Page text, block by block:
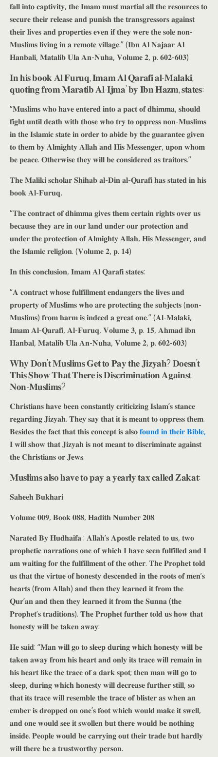
𝐟𝐚𝐥𝐥 𝐢𝐧𝐭𝐨 𝐜𝐚𝐩𝐭𝐢𝐯𝐢𝐭𝐲, 𝐭𝐡𝐞 𝐈𝐦𝐚𝐦 𝐦𝐮𝐬𝐭 𝐦𝐚𝐫𝐭𝐢𝐚𝐥 𝐚𝐥𝐥 𝐭𝐡𝐞 𝐫𝐞𝐬𝐨𝐮𝐫𝐜𝐞𝐬 𝐭𝐨
𝐬𝐞𝐜𝐮𝐫𝐞 𝐭𝐡𝐞𝐢𝐫 𝐫𝐞𝐥𝐞𝐚𝐬𝐞 𝐚𝐧𝐝 𝐩𝐮𝐧𝐢𝐬𝐡 𝐭𝐡𝐞 𝐭𝐫𝐚𝐧𝐬𝐠𝐫𝐞𝐬𝐬𝐨𝐫𝐬 𝐚𝐠𝐚𝐢𝐧𝐬𝐭
𝐭𝐡𝐞𝐢𝐫 𝐥𝐢𝐯𝐞𝐬 𝐚𝐧𝐝 𝐩𝐫𝐨𝐩𝐞𝐫𝐭𝐢𝐞𝐬 𝐞𝐯𝐞𝐧 𝐢𝐟 𝐭𝐡𝐞𝐲 𝐰𝐞𝐫𝐞 𝐭𝐡𝐞 𝐬𝐨𝐥𝐞 𝐧𝐨𝐧-
𝐌𝐮𝐬𝐥𝐢𝐦𝐬 𝐥𝐢𝐯𝐢𝐧𝐠 𝐢𝐧 𝐚 𝐫𝐞𝐦𝐨𝐭𝐞 𝐯𝐢𝐥𝐥𝐚𝐠𝐞.” (𝐈𝐛𝐧 𝐀𝐥 𝐍𝐚𝐣𝐚𝐚𝐫 𝐀𝐥
𝐇𝐚𝐧𝐛𝐚𝐥𝐢, 𝐌𝐚𝐭𝐚𝐥𝐢𝐛 𝐔𝐥𝐚 𝐀𝐧-𝐍𝐮𝐡𝐚, 𝐕𝐨𝐥𝐮𝐦𝐞 𝟐, 𝐩. 𝟔𝟎𝟐-𝟔𝟎𝟑)
𝐈𝐧 𝐡𝐢𝐬 𝐛𝐨𝐨𝐤 𝐀𝐥 𝐅𝐮𝐫𝐮𝐪, 𝐈𝐦𝐚𝐦 𝐀𝐥 𝐐𝐚𝐫𝐚𝐟𝐢 𝐚𝐥-𝐌𝐚𝐥𝐚𝐤𝐢,
𝐪𝐮𝐨𝐭𝐢𝐧𝐠 𝐟𝐫𝐨𝐦 𝐌𝐚𝐫𝐚𝐭𝐢𝐛 𝐀𝐥-𝐈𝐣𝐦𝐚’ 𝐛𝐲 𝐈𝐛𝐧 𝐇𝐚𝐳𝐦, 𝐬𝐭𝐚𝐭𝐞𝐬:
“𝐌𝐮𝐬𝐥𝐢𝐦𝐬 𝐰𝐡𝐨 𝐡𝐚𝐯𝐞 𝐞𝐧𝐭𝐞𝐫𝐞𝐝 𝐢𝐧𝐭𝐨 𝐚 𝐩𝐚𝐜𝐭 𝐨𝐟 𝐝𝐡𝐢𝐦𝐦𝐚, 𝐬𝐡𝐨𝐮𝐥𝐝
𝐟𝐢𝐠𝐡𝐭 𝐮𝐧𝐭𝐢𝐥 𝐝𝐞𝐚𝐭𝐡 𝐰𝐢𝐭𝐡 𝐭𝐡𝐨𝐬𝐞 𝐰𝐡𝐨 𝐭𝐫𝐲 𝐭𝐨 𝐨𝐩𝐩𝐫𝐞𝐬𝐬 𝐧𝐨𝐧-𝐌𝐮𝐬𝐥𝐢𝐦𝐬
𝐢𝐧 𝐭𝐡𝐞 𝐈𝐬𝐥𝐚𝐦𝐢𝐜 𝐬𝐭𝐚𝐭𝐞 𝐢𝐧 𝐨𝐫𝐝𝐞𝐫 𝐭𝐨 𝐚𝐛𝐢𝐝𝐞 𝐛𝐲 𝐭𝐡𝐞 𝐠𝐮𝐚𝐫𝐚𝐧𝐭𝐞𝐞 𝐠𝐢𝐯𝐞𝐧
𝐭𝐨 𝐭𝐡𝐞𝐦 𝐛𝐲 𝐀𝐥𝐦𝐢𝐠𝐡𝐭𝐲 𝐀𝐥𝐥𝐚𝐡 𝐚𝐧𝐝 𝐇𝐢𝐬 𝐌𝐞𝐬𝐬𝐞𝐧𝐠𝐞𝐫, 𝐮𝐩𝐨𝐧 𝐰𝐡𝐨𝐦
𝐛𝐞 𝐩𝐞𝐚𝐜𝐞. 𝐎𝐭𝐡𝐞𝐫𝐰𝐢𝐬𝐞 𝐭𝐡𝐞𝐲 𝐰𝐢𝐥𝐥 𝐛𝐞 𝐜𝐨𝐧𝐬𝐢𝐝𝐞𝐫𝐞𝐝 𝐚𝐬 𝐭𝐫𝐚𝐢𝐭𝐨𝐫𝐬.”
𝐓𝐡𝐞 𝐌𝐚𝐥𝐢𝐤𝐢 𝐬𝐜𝐡𝐨𝐥𝐚𝐫 𝐒𝐡𝐢𝐡𝐚𝐛 𝐚𝐥-𝐃𝐢𝐧 𝐚𝐥-𝐐𝐚𝐫𝐚𝐟𝐢 𝐡𝐚𝐬 𝐬𝐭𝐚𝐭𝐞𝐝 𝐢𝐧 𝐡𝐢𝐬
𝐛𝐨𝐨𝐤 𝐀𝐥-𝐅𝐮𝐫𝐮𝐪,
“𝐓𝐡𝐞 𝐜𝐨𝐧𝐭𝐫𝐚𝐜𝐭 𝐨𝐟 𝐝𝐡𝐢𝐦𝐦𝐚 𝐠𝐢𝐯𝐞𝐬 𝐭𝐡𝐞𝐦 𝐜𝐞𝐫𝐭𝐚𝐢𝐧 𝐫𝐢𝐠𝐡𝐭𝐬 𝐨𝐯𝐞𝐫 𝐮𝐬
𝐛𝐞𝐜𝐚𝐮𝐬𝐞 𝐭𝐡𝐞𝐲 𝐚𝐫𝐞 𝐢𝐧 𝐨𝐮𝐫 𝐥𝐚𝐧𝐝 𝐮𝐧𝐝𝐞𝐫 𝐨𝐮𝐫 𝐩𝐫𝐨𝐭𝐞𝐜𝐭𝐢𝐨𝐧 𝐚𝐧𝐝
𝐮𝐧𝐝𝐞𝐫 𝐭𝐡𝐞 𝐩𝐫𝐨𝐭𝐞𝐜𝐭𝐢𝐨𝐧 𝐨𝐟 𝐀𝐥𝐦𝐢𝐠𝐡𝐭𝐲 𝐀𝐥𝐥𝐚𝐡, 𝐇𝐢𝐬 𝐌𝐞𝐬𝐬𝐞𝐧𝐠𝐞𝐫, 𝐚𝐧𝐝
𝐭𝐡𝐞 𝐈𝐬𝐥𝐚𝐦𝐢𝐜 𝐫𝐞𝐥𝐢𝐠𝐢𝐨𝐧. (𝐕𝐨𝐥𝐮𝐦𝐞 𝟐, 𝐩. 𝟏𝟒)
𝐈𝐧 𝐭𝐡𝐢𝐬 𝐜𝐨𝐧𝐜𝐥𝐮𝐬𝐢𝐨𝐧, 𝐈𝐦𝐚𝐦 𝐀𝐥 𝐐𝐚𝐫𝐚𝐟𝐢 𝐬𝐭𝐚𝐭𝐞𝐬:
“𝐀 𝐜𝐨𝐧𝐭𝐫𝐚𝐜𝐭 𝐰𝐡𝐨𝐬𝐞 𝐟𝐮𝐥𝐟𝐢𝐥𝐥𝐦𝐞𝐧𝐭 𝐞𝐧𝐝𝐚𝐧𝐠𝐞𝐫𝐬 𝐭𝐡𝐞 𝐥𝐢𝐯𝐞𝐬 𝐚𝐧𝐝
𝐩𝐫𝐨𝐩𝐞𝐫𝐭𝐲 𝐨𝐟 𝐌𝐮𝐬𝐥𝐢𝐦𝐬 𝐰𝐡𝐨 𝐚𝐫𝐞 𝐩𝐫𝐨𝐭𝐞𝐜𝐭𝐢𝐧𝐠 𝐭𝐡𝐞 𝐬𝐮𝐛𝐣𝐞𝐜𝐭𝐬 (𝐧𝐨𝐧-
𝐌𝐮𝐬𝐥𝐢𝐦𝐬) 𝐟𝐫𝐨𝐦 𝐡𝐚𝐫𝐦 𝐢𝐬 𝐢𝐧𝐝𝐞𝐞𝐝 𝐚 𝐠𝐫𝐞𝐚𝐭 𝐨𝐧𝐞.” (𝐀𝐥-𝐌𝐚𝐥𝐚𝐤𝐢,
𝐈𝐦𝐚𝐦 𝐀𝐥-𝐐𝐚𝐫𝐚𝐟𝐢, 𝐀𝐥-𝐅𝐮𝐫𝐮𝐪, 𝐕𝐨𝐥𝐮𝐦𝐞 𝟑, 𝐩. 𝟏𝟓, 𝐀𝐡𝐦𝐚𝐝 𝐢𝐛𝐧
𝐇𝐚𝐧𝐛𝐚𝐥, 𝐌𝐚𝐭𝐚𝐥𝐢𝐛 𝐔𝐥𝐚 𝐀𝐧-𝐍𝐮𝐡𝐚, 𝐕𝐨𝐥𝐮𝐦𝐞 𝟐, 𝐩. 𝟔𝟎𝟐-𝟔𝟎𝟑)
𝐖𝐡𝐲 𝐃𝐨𝐧’𝐭 𝐌𝐮𝐬𝐥𝐢𝐦𝐬 𝐆𝐞𝐭 𝐭𝐨 𝐏𝐚𝐲 𝐭𝐡𝐞 𝐉𝐢𝐳𝐲𝐚𝐡? 𝐃𝐨𝐞𝐬𝐧’𝐭
𝐓𝐡𝐢𝐬 𝐒𝐡𝐨𝐰 𝐓𝐡𝐚𝐭 𝐓𝐡𝐞𝐫𝐞 𝐢𝐬 𝐃𝐢𝐬𝐜𝐫𝐢𝐦𝐢𝐧𝐚𝐭𝐢𝐨𝐧 𝐀𝐠𝐚𝐢𝐧𝐬𝐭
𝐍𝐨𝐧-𝐌𝐮𝐬𝐥𝐢𝐦𝐬?
𝐂𝐡𝐫𝐢𝐬𝐭𝐢𝐚𝐧𝐬 𝐡𝐚𝐯𝐞 𝐛𝐞𝐞𝐧 𝐜𝐨𝐧𝐬𝐭𝐚𝐧𝐭𝐥𝐲 𝐜𝐫𝐢𝐭𝐢𝐜𝐢𝐳𝐢𝐧𝐠 𝐈𝐬𝐥𝐚𝐦’𝐬 𝐬𝐭𝐚𝐧𝐜𝐞
𝐫𝐞𝐠𝐚𝐫𝐝𝐢𝐧𝐠 𝐉𝐢𝐳𝐲𝐚𝐡. 𝐓𝐡𝐞𝐲 𝐬𝐚𝐲 𝐭𝐡𝐚𝐭 𝐢𝐭 𝐢𝐬 𝐦𝐞𝐚𝐧𝐭 𝐭𝐨 𝐨𝐩𝐩𝐫𝐞𝐬𝐬 𝐭𝐡𝐞𝐦.
𝐁𝐞𝐬𝐢𝐝𝐞𝐬 𝐭𝐡𝐞 𝐟𝐚𝐜𝐭 𝐭𝐡𝐚𝐭 𝐭𝐡𝐢𝐬 𝐜𝐨𝐧𝐜𝐞𝐩𝐭 𝐢𝐬 𝐚𝐥𝐬𝐨𝐟𝐨𝐮𝐧𝐝 𝐢𝐧 𝐭𝐡𝐞𝐢𝐫 𝐁𝐢𝐛𝐥𝐞,
𝐈 𝐰𝐢𝐥𝐥 𝐬𝐡𝐨𝐰 𝐭𝐡𝐚𝐭 𝐉𝐢𝐳𝐲𝐚𝐡 𝐢𝐬 𝐧𝐨𝐭 𝐦𝐞𝐚𝐧𝐭 𝐭𝐨 𝐝𝐢𝐬𝐜𝐫𝐢𝐦𝐢𝐧𝐚𝐭𝐞 𝐚𝐠𝐚𝐢𝐧𝐬𝐭
𝐭𝐡𝐞 𝐂𝐡𝐫𝐢𝐬𝐭𝐢𝐚𝐧𝐬 𝐨𝐫 𝐉𝐞𝐰𝐬.
𝐌𝐮𝐬𝐥𝐢𝐦𝐬 𝐚𝐥𝐬𝐨 𝐡𝐚𝐯𝐞 𝐭𝐨 𝐩𝐚𝐲 𝐚 𝐲𝐞𝐚𝐫𝐥𝐲 𝐭𝐚𝐱 𝐜𝐚𝐥𝐥𝐞𝐝 𝐙𝐚𝐤𝐚𝐭:
𝐒𝐚𝐡𝐞𝐞𝐡 𝐁𝐮𝐤𝐡𝐚𝐫𝐢
𝐕𝐨𝐥𝐮𝐦𝐞 𝟎𝟎𝟗, 𝐁𝐨𝐨𝐤 𝟎𝟖𝟖, 𝐇𝐚𝐝𝐢𝐭𝐡 𝐍𝐮𝐦𝐛𝐞𝐫 𝟐𝟎𝟖.
𝐍𝐚𝐫𝐚𝐭𝐞𝐝 𝐁𝐲 𝐇𝐮𝐝𝐡𝐚𝐢𝐟𝐚 : 𝐀𝐥𝐥𝐚𝐡’𝐬 𝐀𝐩𝐨𝐬𝐭𝐥𝐞 𝐫𝐞𝐥𝐚𝐭𝐞𝐝 𝐭𝐨 𝐮𝐬, 𝐭𝐰𝐨
𝐩𝐫𝐨𝐩𝐡𝐞𝐭𝐢𝐜 𝐧𝐚𝐫𝐫𝐚𝐭𝐢𝐨𝐧𝐬 𝐨𝐧𝐞 𝐨𝐟 𝐰𝐡𝐢𝐜𝐡 𝐈 𝐡𝐚𝐯𝐞 𝐬𝐞𝐞𝐧 𝐟𝐮𝐥𝐟𝐢𝐥𝐥𝐞𝐝 𝐚𝐧𝐝 𝐈
𝐚𝐦 𝐰𝐚𝐢𝐭𝐢𝐧𝐠 𝐟𝐨𝐫 𝐭𝐡𝐞 𝐟𝐮𝐥𝐟𝐢𝐥𝐥𝐦𝐞𝐧𝐭 𝐨𝐟 𝐭𝐡𝐞 𝐨𝐭𝐡𝐞𝐫. 𝐓𝐡𝐞 𝐏𝐫𝐨𝐩𝐡𝐞𝐭 𝐭𝐨𝐥𝐝
𝐮𝐬 𝐭𝐡𝐚𝐭 𝐭𝐡𝐞 𝐯𝐢𝐫𝐭𝐮𝐞 𝐨𝐟 𝐡𝐨𝐧𝐞𝐬𝐭𝐲 𝐝𝐞𝐬𝐜𝐞𝐧𝐝𝐞𝐝 𝐢𝐧 𝐭𝐡𝐞 𝐫𝐨𝐨𝐭𝐬 𝐨𝐟 𝐦𝐞𝐧’𝐬
𝐡𝐞𝐚𝐫𝐭𝐬 (𝐟𝐫𝐨𝐦 𝐀𝐥𝐥𝐚𝐡) 𝐚𝐧𝐝 𝐭𝐡𝐞𝐧 𝐭𝐡𝐞𝐲 𝐥𝐞𝐚𝐫𝐧𝐞𝐝 𝐢𝐭 𝐟𝐫𝐨𝐦 𝐭𝐡𝐞
𝐐𝐮𝐫’𝐚𝐧 𝐚𝐧𝐝 𝐭𝐡𝐞𝐧 𝐭𝐡𝐞𝐲 𝐥𝐞𝐚𝐫𝐧𝐞𝐝 𝐢𝐭 𝐟𝐫𝐨𝐦 𝐭𝐡𝐞 𝐒𝐮𝐧𝐧𝐚 (𝐭𝐡𝐞
𝐏𝐫𝐨𝐩𝐡𝐞𝐭’𝐬 𝐭𝐫𝐚𝐝𝐢𝐭𝐢𝐨𝐧𝐬). 𝐓𝐡𝐞 𝐏𝐫𝐨𝐩𝐡𝐞𝐭 𝐟𝐮𝐫𝐭𝐡𝐞𝐫 𝐭𝐨𝐥𝐝 𝐮𝐬 𝐡𝐨𝐰 𝐭𝐡𝐚𝐭
𝐡𝐨𝐧𝐞𝐬𝐭𝐲 𝐰𝐢𝐥𝐥 𝐛𝐞 𝐭𝐚𝐤𝐞𝐧 𝐚𝐰𝐚𝐲:
𝐇𝐞 𝐬𝐚𝐢𝐝: “𝐌𝐚𝐧 𝐰𝐢𝐥𝐥 𝐠𝐨 𝐭𝐨 𝐬𝐥𝐞𝐞𝐩 𝐝𝐮𝐫𝐢𝐧𝐠 𝐰𝐡𝐢𝐜𝐡 𝐡𝐨𝐧𝐞𝐬𝐭𝐲 𝐰𝐢𝐥𝐥 𝐛𝐞
𝐭𝐚𝐤𝐞𝐧 𝐚𝐰𝐚𝐲 𝐟𝐫𝐨𝐦 𝐡𝐢𝐬 𝐡𝐞𝐚𝐫𝐭 𝐚𝐧𝐝 𝐨𝐧𝐥𝐲 𝐢𝐭𝐬 𝐭𝐫𝐚𝐜𝐞 𝐰𝐢𝐥𝐥 𝐫𝐞𝐦𝐚𝐢𝐧 𝐢𝐧
𝐡𝐢𝐬 𝐡𝐞𝐚𝐫𝐭 𝐥𝐢𝐤𝐞 𝐭𝐡𝐞 𝐭𝐫𝐚𝐜𝐞 𝐨𝐟 𝐚 𝐝𝐚𝐫𝐤 𝐬𝐩𝐨𝐭; 𝐭𝐡𝐞𝐧 𝐦𝐚𝐧 𝐰𝐢𝐥𝐥 𝐠𝐨 𝐭𝐨
𝐬𝐥𝐞𝐞𝐩, 𝐝𝐮𝐫𝐢𝐧𝐠 𝐰𝐡𝐢𝐜𝐡 𝐡𝐨𝐧𝐞𝐬𝐭𝐲 𝐰𝐢𝐥𝐥 𝐝𝐞𝐜𝐫𝐞𝐚𝐬𝐞 𝐟𝐮𝐫𝐭𝐡𝐞𝐫 𝐬𝐭𝐢𝐥𝐥, 𝐬𝐨
𝐭𝐡𝐚𝐭 𝐢𝐭𝐬 𝐭𝐫𝐚𝐜𝐞 𝐰𝐢𝐥𝐥 𝐫𝐞𝐬𝐞𝐦𝐛𝐥𝐞 𝐭𝐡𝐞 𝐭𝐫𝐚𝐜𝐞 𝐨𝐟 𝐛𝐥𝐢𝐬𝐭𝐞𝐫 𝐚𝐬 𝐰𝐡𝐞𝐧 𝐚𝐧
𝐞𝐦𝐛𝐞𝐫 𝐢𝐬 𝐝𝐫𝐨𝐩𝐩𝐞𝐝 𝐨𝐧 𝐨𝐧𝐞’𝐬 𝐟𝐨𝐨𝐭 𝐰𝐡𝐢𝐜𝐡 𝐰𝐨𝐮𝐥𝐝 𝐦𝐚𝐤𝐞 𝐢𝐭 𝐬𝐰𝐞𝐥𝐥,
𝐚𝐧𝐝 𝐨𝐧𝐞 𝐰𝐨𝐮𝐥𝐝 𝐬𝐞𝐞 𝐢𝐭 𝐬𝐰𝐨𝐥𝐥𝐞𝐧 𝐛𝐮𝐭 𝐭𝐡𝐞𝐫𝐞 𝐰𝐨𝐮𝐥𝐝 𝐛𝐞 𝐧𝐨𝐭𝐡𝐢𝐧𝐠
𝐢𝐧𝐬𝐢𝐝𝐞. 𝐏𝐞𝐨𝐩𝐥𝐞 𝐰𝐨𝐮𝐥𝐝 𝐛𝐞 𝐜𝐚𝐫𝐫𝐲𝐢𝐧𝐠 𝐨𝐮𝐭 𝐭𝐡𝐞𝐢𝐫 𝐭𝐫𝐚𝐝𝐞 𝐛𝐮𝐭 𝐡𝐚𝐫𝐝𝐥𝐲
𝐰𝐢𝐥𝐥 𝐭𝐡𝐞𝐫𝐞 𝐛𝐞 𝐚 𝐭𝐫𝐮𝐬𝐭𝐰𝐨𝐫𝐭𝐡𝐲 𝐩𝐞𝐫𝐬𝐨𝐧.